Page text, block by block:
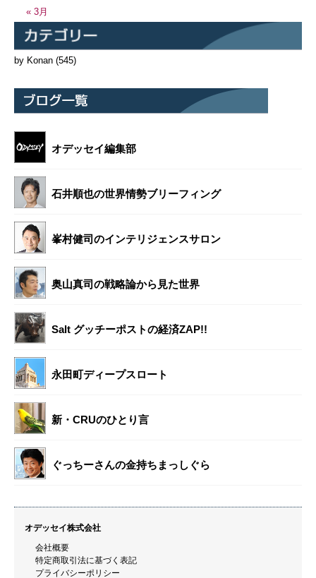
« 3月
by Konan (545)
オデッセイ編集部
石井順也の世界情勢ブリーフィング
峯村健司のインテリジェンスサロン
奥山真司の戦略論から見た世界
Salt グッチーポストの経済ZAP!!
永田町ディープスロート
新・CRUのひとり言
ぐっちーさんの金持ちまっしぐら
オデッセイ株式会社
会社概要
特定商取引法に基づく表記
プライバシーポリシー